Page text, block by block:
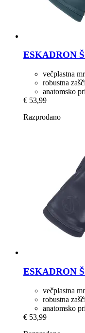
ESKADRON
večplastna
robustna
anatomsko
€ 53,99
Razprodano
ESKADRON
večplastna
robustna
anatomsko
€ 53,99